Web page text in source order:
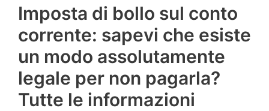
Imposta di bollo sul conto
corrente: sapevi che esiste
un modo assolutamente
legale per non pagarla?
Tutte le informazioni